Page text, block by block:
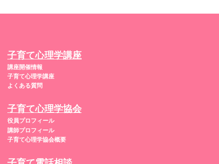
子育て心理学講座
講座開催情報
子育て心理学講座
よくある質問
子育て心理学協会
役員プロフィール
講師プロフィール
子育て心理学協会概要